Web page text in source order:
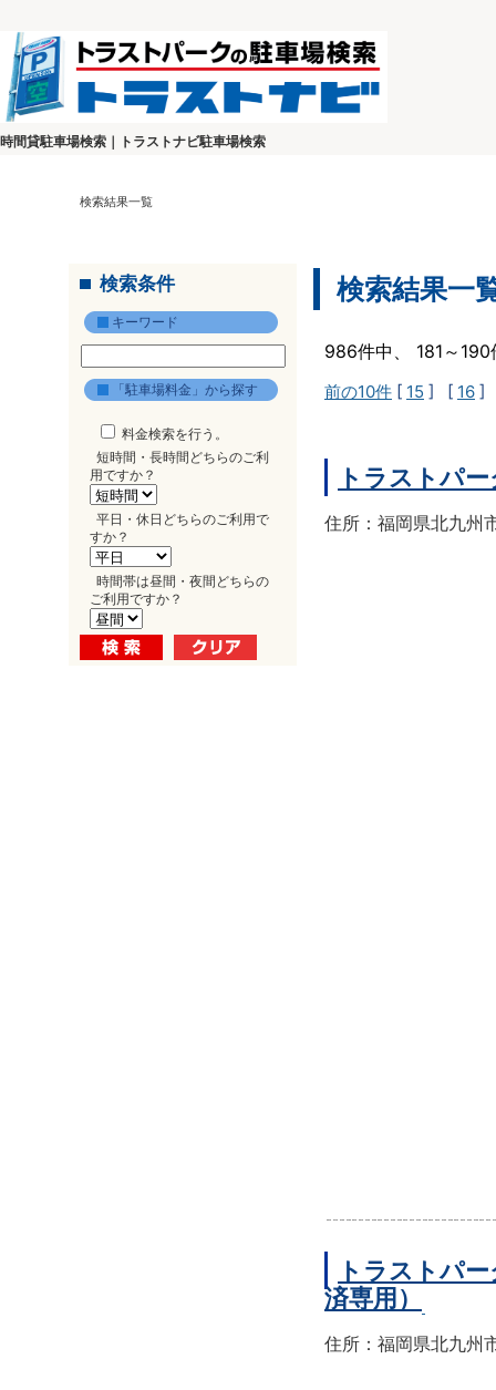
時間貸駐車場検索｜トラストナビ駐車場検索
検索結果一覧
検索条件
キーワード
「駐車場料金」から探す
料金検索を行う。
短時間・長時間どちらのご利
用ですか？
平日・休日どちらのご利用で
すか？
時間帯は昼間・夜間どちらの
ご利用ですか？
検索結果一
986件中、 181～
前の10件 [ 15 ] [ 16 ]
トラストパ
住所：福岡県北九州
トラストパ
済専用）
住所：福岡県北九州